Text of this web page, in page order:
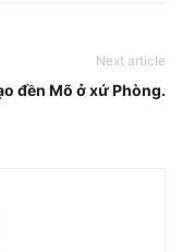
Next article
đền Mõ ở xứ Phòng.